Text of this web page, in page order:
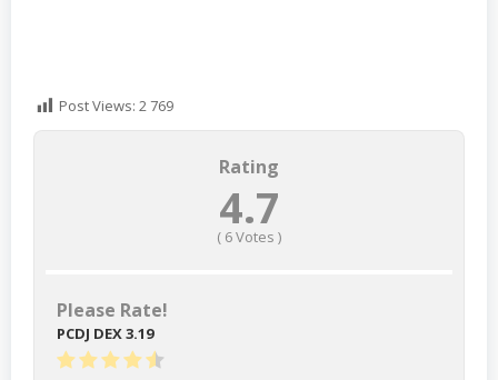
Post Views: 2 769
Rating
4.7
( 6Votes )
Please Rate!
PCDJ DEX 3.19